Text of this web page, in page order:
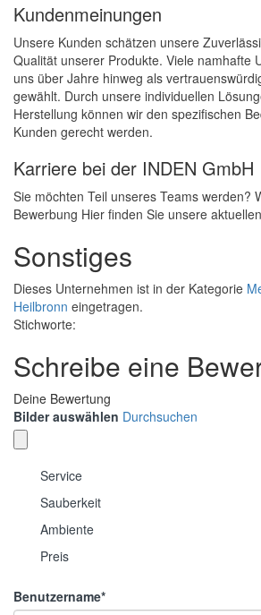
Kundenmeinungen
Unsere Kunden schätzen unsere
Qualität unserer Produkte. Viele namhafte
uns über Jahre hinweg als
gewählt. Durch unsere individuellen
Herstellung können wir den spezifischen
Kunden gerecht werden.
Karriere bei der INDEN GmbH
Sie möchten Teil unseres Teams werden?
Bewerbung Hier finden Sie unsere
Sonstiges
Dieses Unternehmen ist in der Kategorie
Heilbronn eingetragen.
Stichworte:
Schreibe eine
Deine Bewertung
Bilder auswählen Durchsuchen
Service
Sauberkeit
Ambiente
Preis
Benutzername*